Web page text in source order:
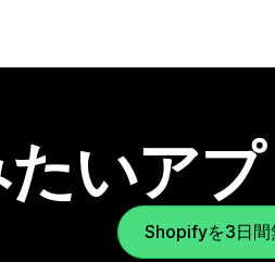
いア
Shopifyを3日間